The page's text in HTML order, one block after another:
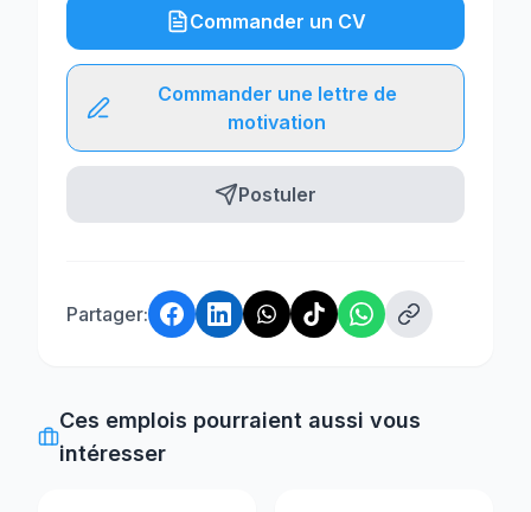
Commander un CV
Commander une lettre de
motivation
Postuler
Partager:
Ces emplois pourraient aussi vous
intéresser